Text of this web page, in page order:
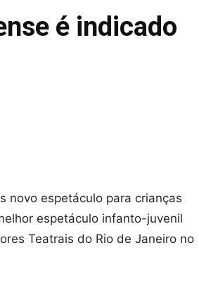
é indicado
novo espetáculo para crianças
espetáculo infanto-juvenil
Teatrais do Rio de Janeiro no